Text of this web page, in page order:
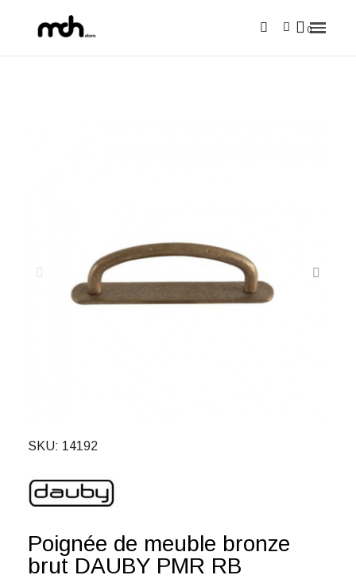
SKU 14192
Poignée de meuble bronze
brut DAUBY PMR RB